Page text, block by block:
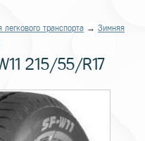
легкового транспорта → Зимняя
215/55/R17